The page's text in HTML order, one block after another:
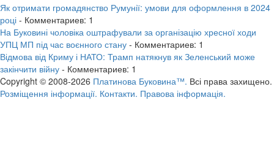
Як отримати громадянство Румунії: умови для оформлення в 2024
році - Комментариев: 1
На Буковині чоловіка оштрафували за організацію хресної ходи
УПЦ МП під час воєнного стану - Комментариев: 1
Відмова від Криму і НАТО: Трамп натякнув як Зеленський може
закінчити війну - Комментариев: 1
Copyright © 2008-2026 Платинова Буковина™. Всі права захищено.
Розміщення інформації. Контакти. Правова інформація.